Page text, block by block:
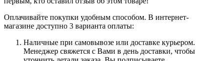
Оплачивайте покупки удобным способом. В интернет-
магазине доступно 3 варианта оплаты:
Наличные при самовывозе или доставке курьером.
Менеджер свяжется с Вами в день доставки, чтобы